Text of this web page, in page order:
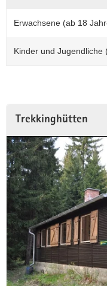
Erwachsene (ab 18
Kinder und Jugendliche
Trekkinghütten